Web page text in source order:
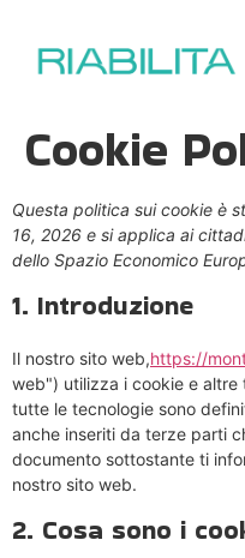
Cookie
Questa politica sui cookie è
16, 2026 e si applica ai
dello Spazio Economico
1. Introduzione
Il nostro sito web,https://
web") utilizza i cookie e
tutte le tecnologie sono
anche inseriti da terze parti
documento sottostante ti
nostro sito web.
2. Cosa sono i